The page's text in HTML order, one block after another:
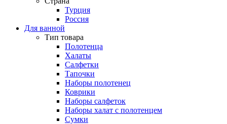
Турция
Россия
Для ванной
Тип товара
Полотенца
Халаты
Салфетки
Тапочки
Наборы полотенец
Коврики
Наборы салфеток
Наборы халат с полотенцем
Сумки